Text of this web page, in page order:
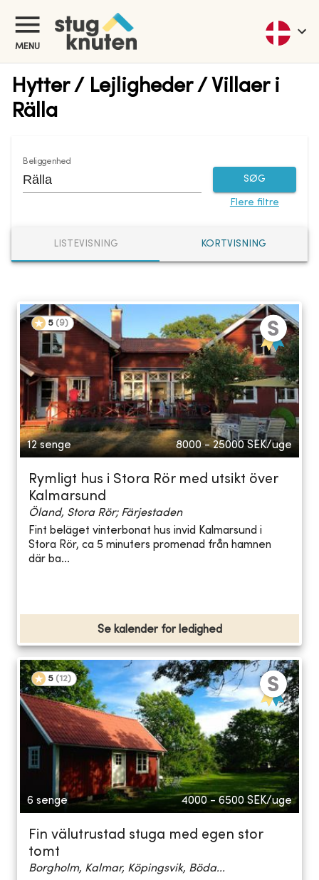
MENU
Hytter / Lejligheder / Villaer i
Rälla
Beliggenhed
SØG
Flere filtre
LISTEVISNING KORTVISNING
5 (9)
12 senge 8000 - 25000 SEK/uge
Rymligt hus i Stora Rör med utsikt över
Kalmarsund
Öland, Stora Rör; Färjestaden
Fint beläget vinterbonat hus invid Kalmarsund i
Stora Rör, ca 5 minuters promenad från hamnen
där ba...
Se kalender for ledighed
5 (12)
6 senge 4000 - 6500 SEK/uge
Fin välutrustad stuga med egen stor
tomt
Borgholm, Kalmar, Köpingsvik, Böda...